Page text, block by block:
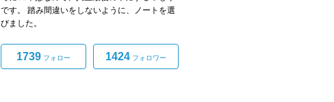
です。 踏み間違いをしないように、ノートを選
びました。
1739 フォロー 1424 フォロワー